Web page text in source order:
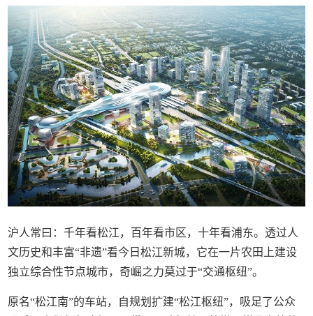
沪人常曰：千年看松江，百年看市区，十年看浦东。透过人
文历史和丰富“非遗”看今日松江新城，它在一片农田上建设
独立综合性节点城市，奇崛之力莫过于“交通枢纽”。
原名“松江南”的车站，自规划扩建“松江枢纽”，吸足了公众